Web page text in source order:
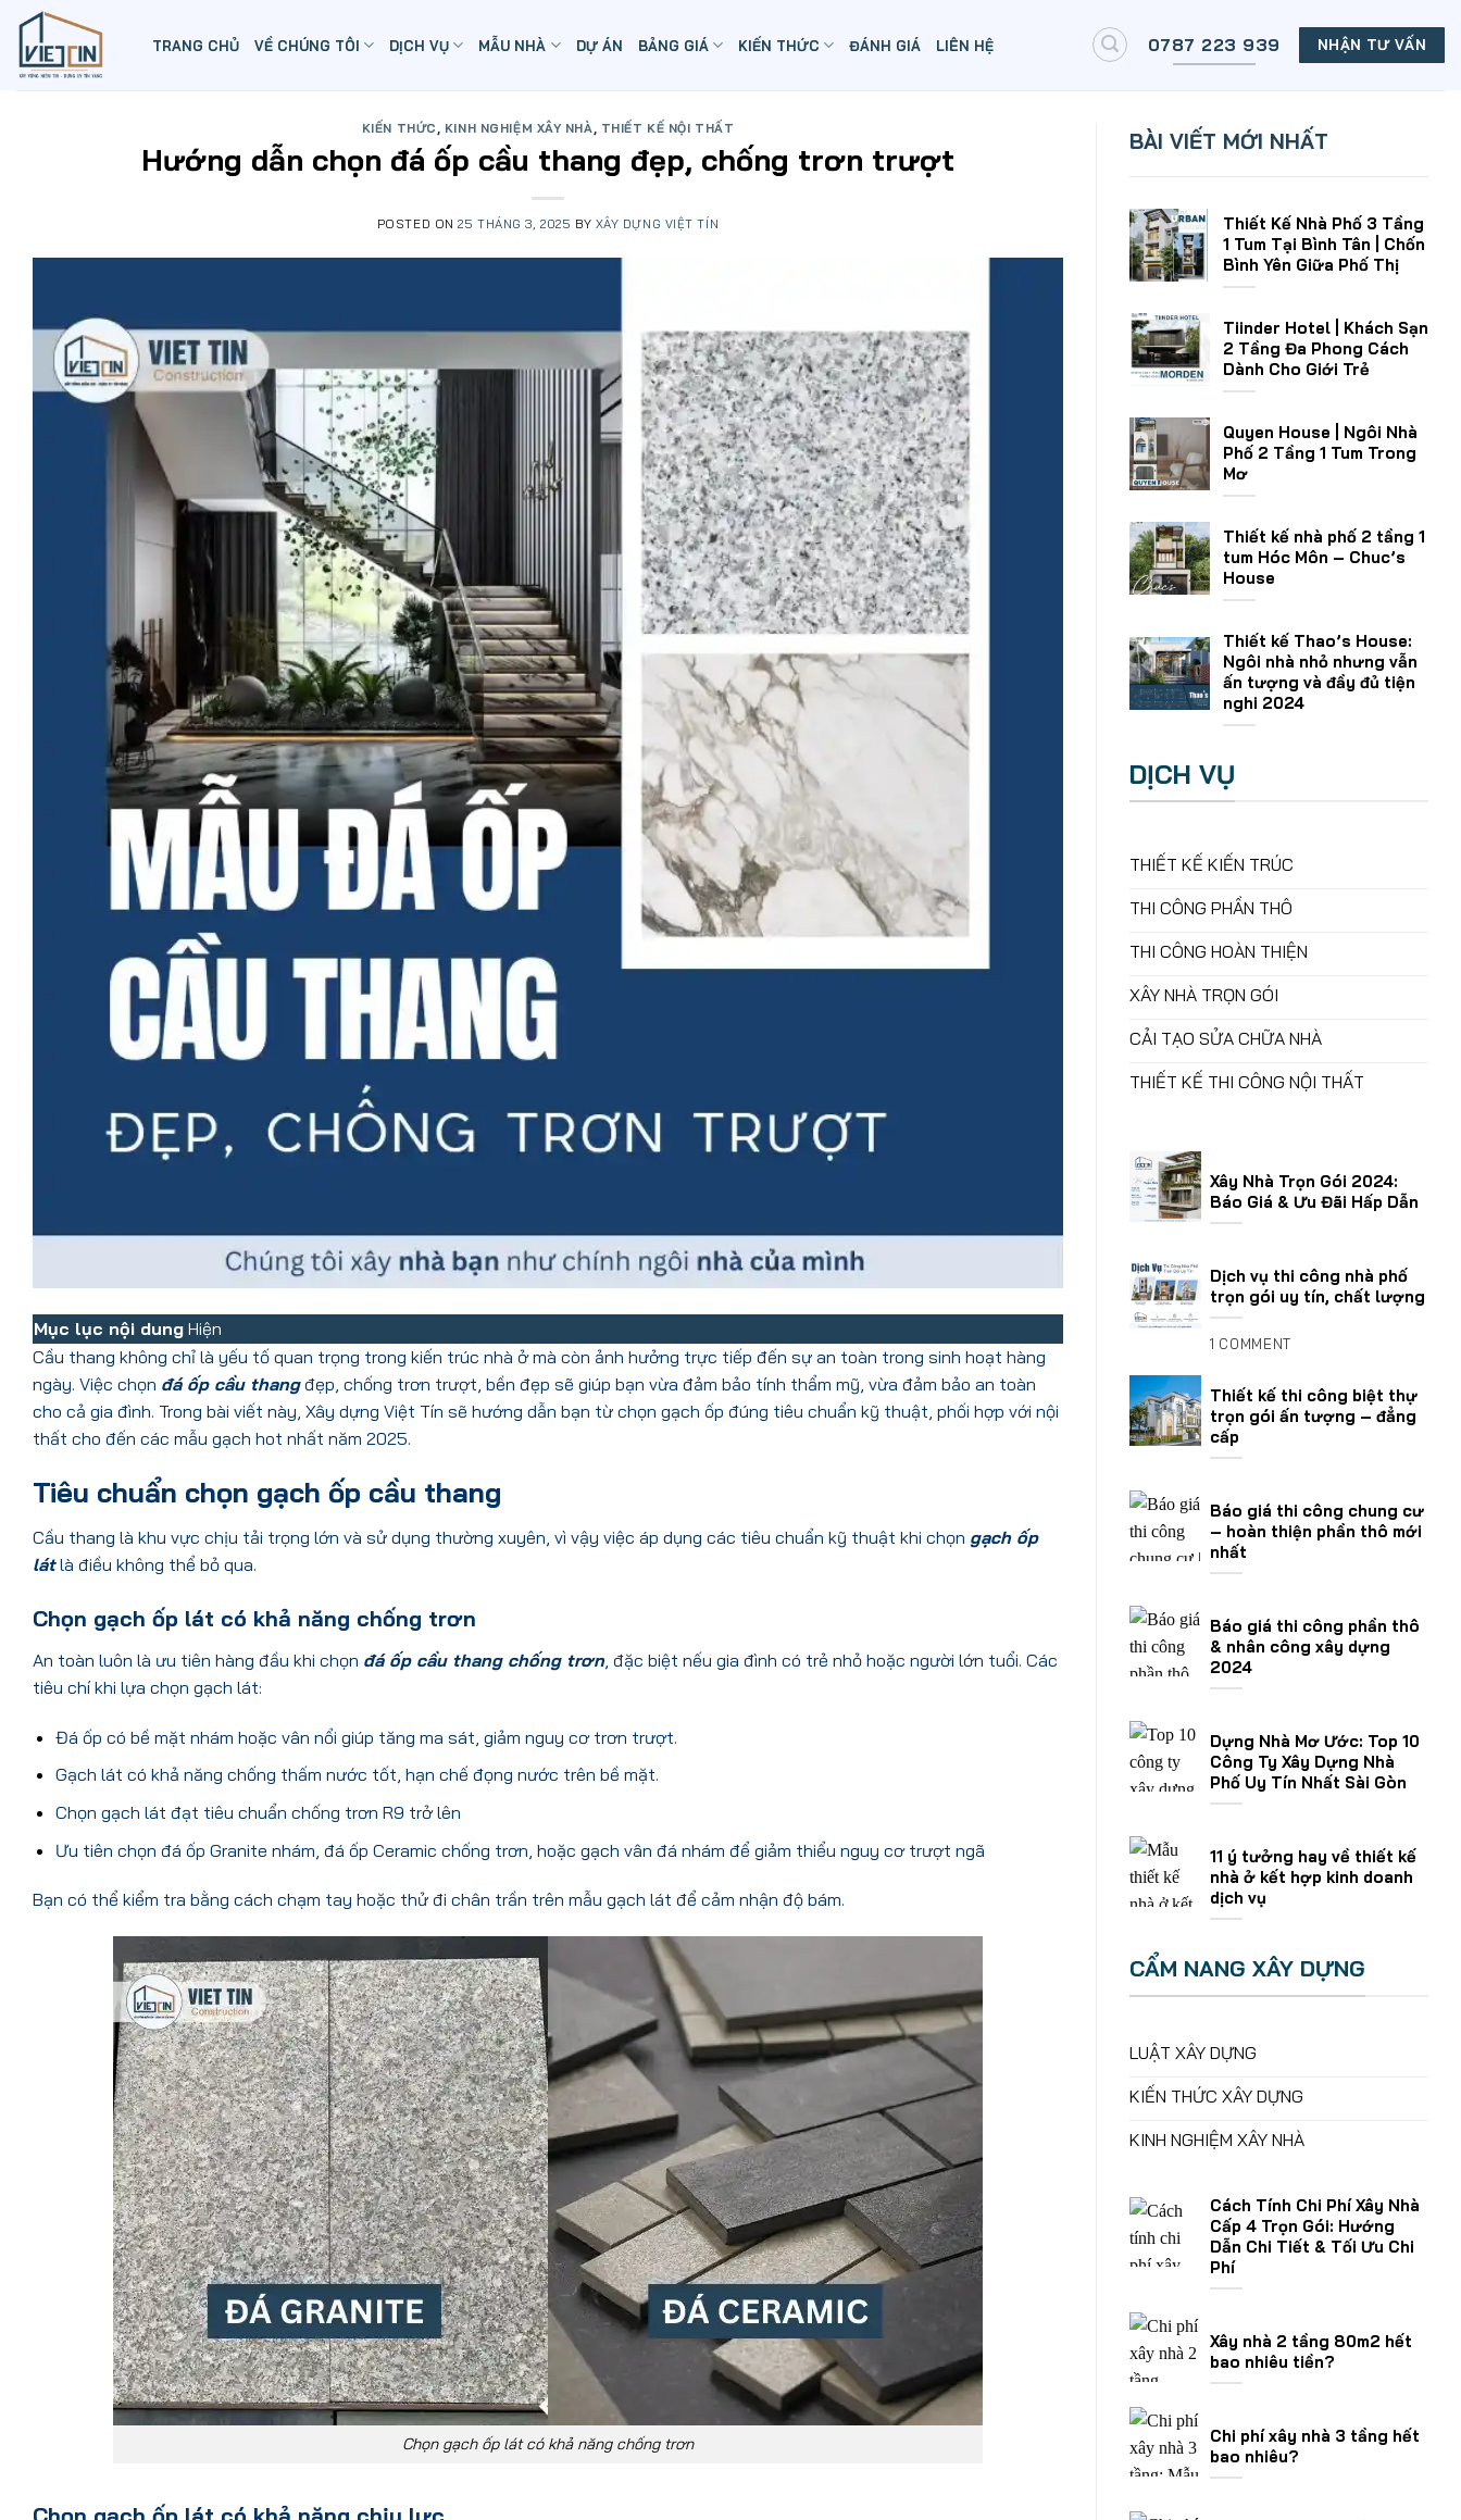
Skip
content
TRANG CHỦ VỀ CHÚNG TÔI DỊCH VỤ MẪU NHÀ DỰ ÁN BẢNG GIÁ KIẾN THỨC ĐÁNH GIÁ LIÊN HỆ 0787 223 939 NHẬN TƯ VẤN
KIẾN THỨC , KINH NGHIỆM XÂY NHÀ, THIẾT KẾ NỘI THẤT
Hướng dẫn chọn đá ốp cầu thang đẹp, chống trơn trượt
POSTED ON25 THÁNG 3, 2025 BY XÂY DỰNG VIỆT TÍN
Mục lục nội dung Hiện
Cầu thang không chỉ là yếu tố quan trọng trong kiến trúc nhà ở mà còn ảnh hưởng trực tiếp đến sự an toàn trong sinh hoạt hàng
ngày. Việc chọn đá ốp cầu thangđẹp, chống trơn trượt, bền đẹp sẽ giúp bạn vừa đảm bảo tính thẩm mỹ, vừa đảm bảo an toàn
cho cả gia đình. Trong bài viết này, Xây dựng Việt Tín sẽ hướng dẫn bạn từ chọn gạch ốp đúng tiêu chuẩn kỹ thuật, phối hợp với nội
thất cho đến các mẫu gạch hot nhất năm 2025.
Tiêu chuẩn chọn gạch ốp cầu thang
Cầu thang là khu vực chịu tải trọng lớn và sử dụng thường xuyên, vì vậy việc áp dụng các tiêu chuẩn kỹ thuật khi chọn gạch ốp
látlà điều không thể bỏ qua.
Chọn gạch ốp lát có khả năng chống trơn
An toàn luôn là ưu tiên hàng đầu khi chọn đá ốp cầu thang chống trơn , đặc biệt nếu gia đình có trẻ nhỏ hoặc người lớn tuổi. Các
tiêu chí khi lựa chọn gạch lát:
Đá ốp có bề mặt nhám hoặc vân nổi giúp tăng ma sát, giảm nguy cơ trơn trượt.
Gạch lát có khả năng chống thấm nước tốt, hạn chế đọng nước trên bề mặt.
Chọn gạch lát đạt tiêu chuẩn chống trơn R9 trở lên
Ưu tiên chọn đá ốp Granite nhám, đá ốp Ceramic chống trơn, hoặc gạch vân đá nhám để giảm thiểu nguy cơ trượt ngã
Bạn có thể kiểm tra bằng cách chạm tay hoặc thử đi chân trần trên mẫu gạch lát để cảm nhận độ bám.
Chọn gạch ốp lát có khả năng chống trơn
BÀI VIẾT MỚI NHẤT
Thiết Kế Nhà Phố 3 Tầng
1 Tum Tại Bình Tân | Chốn
Bình Yên Giữa Phố Thị
Tiinder Hotel | Khách Sạn
2 Tầng Đa Phong Cách
Dành Cho Giới Trẻ
Quyen House | Ngôi Nhà
Phố 2 Tầng 1 Tum Trong
Mơ
Thiết kế nhà phố 2 tầng 1
tum Hóc Môn – Chuc’s
House
Thiết kế Thao’s House:
Ngôi nhà nhỏ nhưng vẫn
ấn tượng và đầy đủ tiện
nghi 2024
DỊCH VỤ
THIẾT KẾ KIẾN TRÚC
THI CÔNG PHẦN THÔ
THI CÔNG HOÀN THIỆN
XÂY NHÀ TRỌN GÓI
CẢI TẠO SỬA CHỮA NHÀ
THIẾT KẾ THI CÔNG NỘI THẤT
Xây Nhà Trọn Gói 2024:
Báo Giá & Ưu Đãi Hấp Dẫn
Dịch vụ thi công nhà phố
trọn gói uy tín, chất lượng
1 COMMENT
Thiết kế thi công biệt thự
trọn gói ấn tượng – đẳng
cấp
Báo giá thi công chung cư
– hoàn thiện phần thô mới
nhất
Báo giá thi công phần thô
& nhân công xây dựng
2024
Dựng Nhà Mơ Ước: Top 10
Công Ty Xây Dựng Nhà
Phố Uy Tín Nhất Sài Gòn
11 ý tưởng hay về thiết kế
nhà ở kết hợp kinh doanh
dịch vụ
CẨM NANG XÂY DỰNG
LUẬT XÂY DỰNG
KIẾN THỨC XÂY DỰNG
KINH NGHIỆM XÂY NHÀ
Cách Tính Chi Phí Xây Nhà
Cấp 4 Trọn Gói: Hướng
Dẫn Chi Tiết & Tối Ưu Chi
Phí
Xây nhà 2 tầng 80m2 hết
bao nhiêu tiền?
Chi phí xây nhà 3 tầng hết
bao nhiêu?